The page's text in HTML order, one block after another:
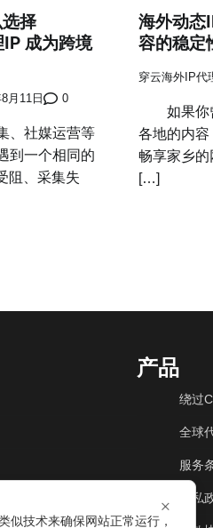
择
成为跨境
月11日 0
、社媒运营等
到一个相同的
阻、采集失
海外动态
容的稳定
穿云海外IP代
如果你曾
各地的内
畅享家乡
[…]
产品
绕过
全球
服务
隐私
×
似技术来确保网站正常运行，